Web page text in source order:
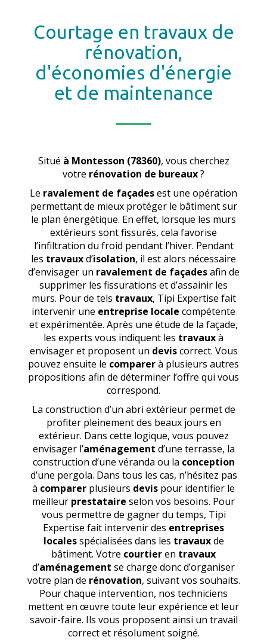
Courtage en travaux de
rénovation,
d'économies d'énergie
et de maintenance
Situé à Montesson (78360), vous cherchez
votre rénovation de bureaux?
Le ravalement de façadesest une opération
permettant de mieux protéger le bâtiment sur
le plan énergétique. En effet, lorsque les murs
extérieurs sont fissurés, cela favorise
l’infiltration du froid pendant l’hiver. Pendant
les travauxd’isolation, il est alors nécessaire
d’envisager un ravalement de façadesafin de
supprimer les fissurations et d’assainir les
murs. Pour de tels travaux, Tipi Expertise fait
intervenir une entreprise locale compétente
et expérimentée. Après une étude de la façade,
les experts vous indiquent les travauxà
envisager et proposent un deviscorrect. Vous
pouvez ensuite le comparerà plusieurs autres
propositions afin de déterminer l’offre qui vous
correspond.
La construction d’un abri extérieur permet de
profiter pleinement des beaux jours en
extérieur. Dans cette logique, vous pouvez
envisager l’aménagement d’une terrasse, la
construction d’une véranda ou la conception
d’une pergola. Dans tous les cas, n’hésitez pas
à comparer plusieurs devis pour identifier le
meilleur prestataire selon vos besoins. Pour
vous permettre de gagner du temps, Tipi
Expertise fait intervenir des entreprises
localesspécialisées dans les travauxde
bâtiment. Votre courtieren travaux
d’aménagement se charge donc d’organiser
votre plan de rénovation, suivant vos souhaits.
Pour chaque intervention, nos techniciens
mettent en œuvre toute leur expérience et leur
savoir-faire. Ils vous proposent ainsi un travail
correct et résolument soigné.